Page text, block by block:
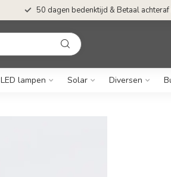
50 dagen bedenktijd & Betaal achteraf
LED lampen Solar Diversen